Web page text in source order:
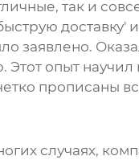
так и
доставку'
заявлено.
опыт научил
прописаны
случаях,